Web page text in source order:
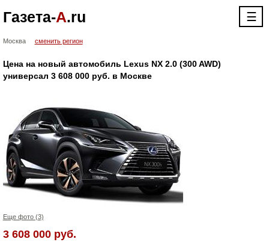
Газета-А.ru ☰
Москва сменить регион
Цена на новый автомобиль Lexus NX 2.0 (300 AWD)
универсал 3 608 000 руб. в Москве
Еще фото (3)
3 608 000 руб.